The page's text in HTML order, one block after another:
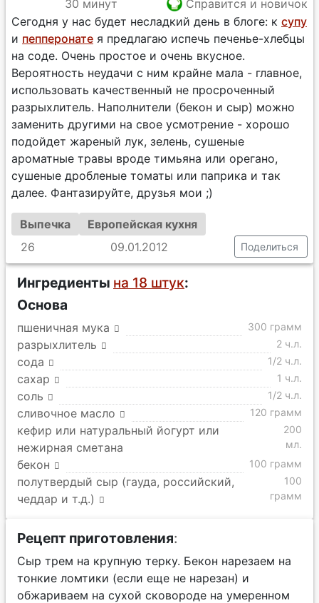
30 минут
Справится и новичок
Сегодня у нас будет несладкий день в блоге: к супу
и пепперонате я предлагаю испечь печенье-хлебцы
на соде. Очень простое и очень вкусное.
Вероятность неудачи с ним крайне мала - главное,
использовать качественный не просроченный
разрыхлитель. Наполнители (бекон и сыр) можно
заменить другими на свое усмотрение - хорошо
подойдет жареный лук, зелень, сушеные
ароматные травы вроде тимьяна или орегано,
сушеные дробленые томаты или паприка и так
далее. Фантазируйте, друзья мои ;)
Выпечка
Европейская кухня
26
09.01.2012 Поделиться
Ингредиенты на 18 штук:
Основа
пшеничная мука 300 грамм
разрыхлитель 2 ч.л.
сода 1/2 ч.л.
сахар 1 ч.л.
соль 1/2 ч.л.
сливочное масло 120 грамм
кефир или натуральный йогурт или
нежирная сметана
200
мл.
бекон 100 грамм
полутвердый сыр (гауда, российский,
чеддар и т.д.)
100
грамм
Рецепт приготовления:
Сыр трем на крупную терку. Бекон нарезаем на
тонкие ломтики (если еще не нарезан) и
обжариваем на сухой сковороде на умеренном